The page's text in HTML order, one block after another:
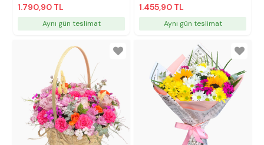
1.790,90 TL
Aynı gün teslimat
1.455,90 TL
Aynı gün teslimat